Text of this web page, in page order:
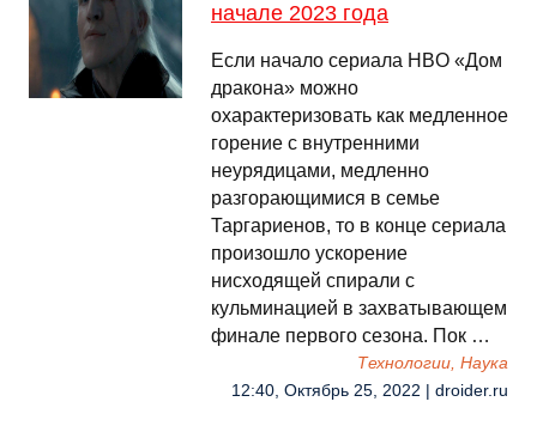
начале 2023 года
Если начало сериала HBO «Дом
дракона» можно
охарактеризовать как медленное
горение с внутренними
неурядицами, медленно
разгорающимися в семье
Таргариенов, то в конце сериала
произошло ускорение
нисходящей спирали с
кульминацией в захватывающем
финале первого сезона. Пок …
Технологии, Наука
12:40, Октябрь 25, 2022 | droider.ru